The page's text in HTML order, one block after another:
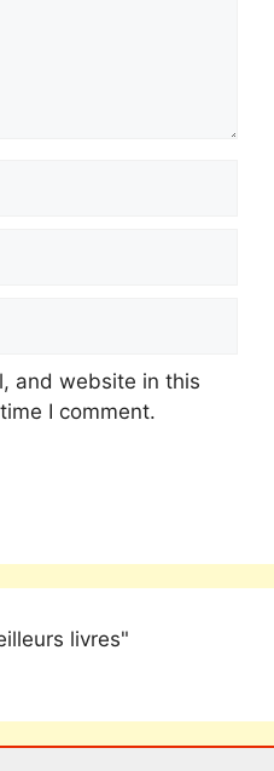
and website in this
I comment.
livres"